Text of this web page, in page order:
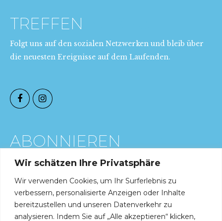
Wir schätzen Ihre Privatsphäre
Wir verwenden Cookies, um Ihr Surferlebnis zu
verbessern, personalisierte Anzeigen oder Inhalte
bereitzustellen und unseren Datenverkehr zu
analysieren. Indem Sie auf „Alle akzeptieren“ klicken,
TREFFEN
Folgt uns auf den sozialen Netzwerken und bleib über
die neuesten Ereignisse auf dem Laufenden.
ABONNIEREN
Trage dich in den Newsletter ein (kostenlos)